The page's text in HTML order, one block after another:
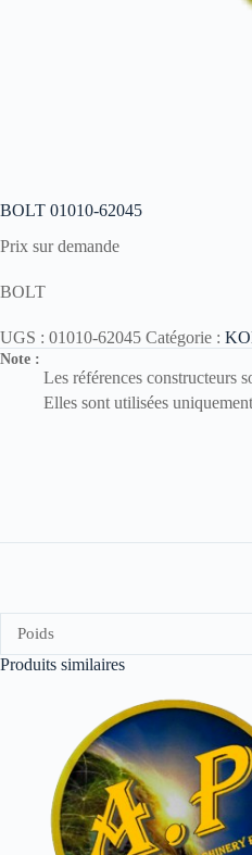
BOLT 01010-62045
Prix sur demande
BOLT
UGS : 01010-62045 Catégorie :
Note :
Les références constructeurs
Elles sont utilisées
Poids
Produits similaires